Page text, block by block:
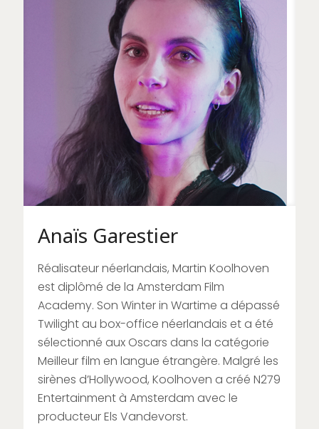
Anaïs Garestier
Réalisateur néerlandais, Martin Koolhoven
est diplômé de la Amsterdam Film
Academy. Son Winter in Wartime a dépassé
Twilight au box-office néerlandais et a été
sélectionné aux Oscars dans la catégorie
Meilleur film en langue étrangère. Malgré les
sirènes d’Hollywood, Koolhoven a créé N279
Entertainment à Amsterdam avec le
producteur Els Vandevorst.